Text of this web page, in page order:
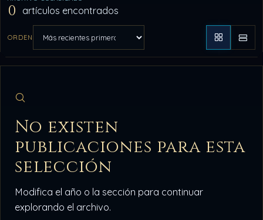
0 artículos encontrados
ORDEN
Aplicar orden
No existen
publicaciones para esta
selección
Modifica el año o la sección para continuar
explorando el archivo.